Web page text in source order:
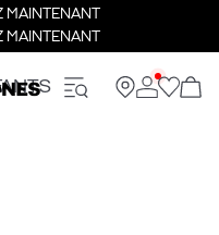
MAINTENANT
MAINTENANT